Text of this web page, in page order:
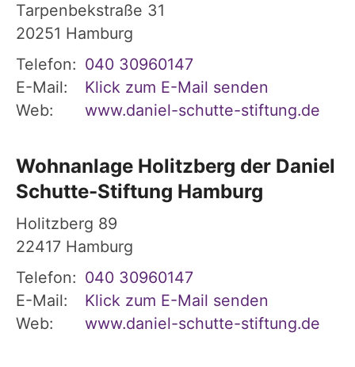
Tarpenbekstraße 31
20251 Hamburg
Telefon: 040 30960147
E-Mail:
Klick zum E-Mail senden
Web:
www.daniel-schutte-stiftung.de
Wohnanlage Holitzberg der Daniel
Schutte-Stiftung Hamburg
Holitzberg 89
22417 Hamburg
Telefon: 040 30960147
E-Mail:
Klick zum E-Mail senden
Web:
www.daniel-schutte-stiftung.de